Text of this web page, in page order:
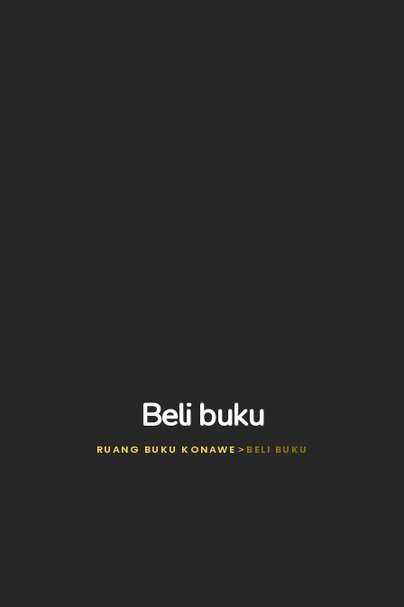
Beli buku
RUANG BUKU KONAWE > BELI BUKU